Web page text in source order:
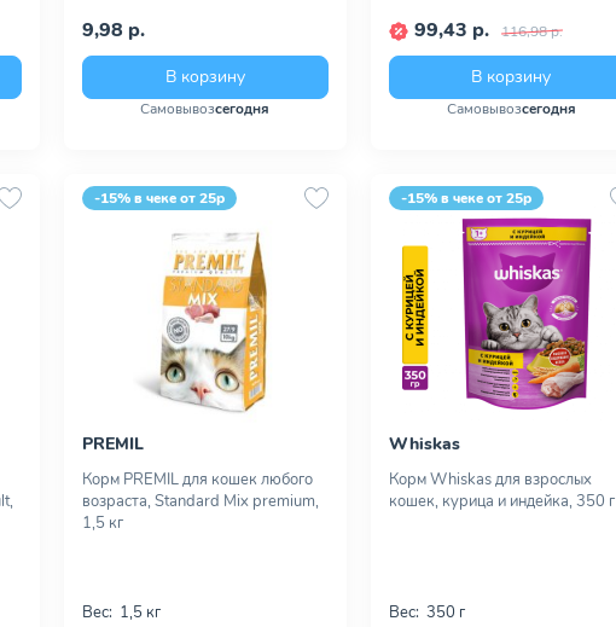
9,98 р.
В корзину
Самовывозсегодня
99,43 р. 116,98 р.
В корзину
Самовывозсегодня
-15% в чеке от 25р
PREMIL
Корм PREMIL для кошек любого
возраста, Standard Mix premium,
1,5 кг
Вес: 1,5 кг
-15% в чеке от 25р
Whiskas
Корм Whiskas для взрослых
кошек, курица и индейка, 350 г
Вес: 350 г